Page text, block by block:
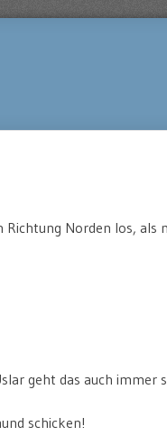
Richtung Norden los, als
geht das auch immer
schicken!